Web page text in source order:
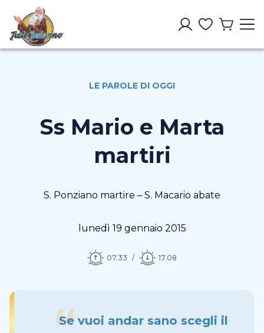
LE PAROLE DI OGGI
Ss Mario e Marta
martiri
S. Ponziano martire – S. Macario abate
lunedì 19 gennaio 2015
07.33 17.08
Se vuoi andar sano scegli il